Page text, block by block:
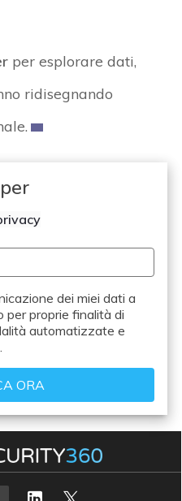
per esplorare dati,
ridisegnando
dei miei dati a
proprie finalità di
automatizzate e